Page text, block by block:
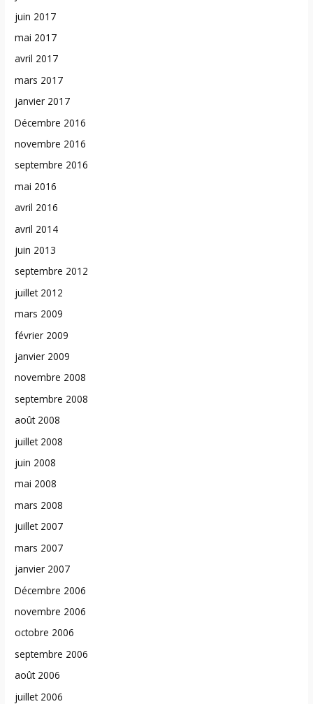
juin 2017
mai 2017
avril 2017
mars 2017
janvier 2017
Décembre 2016
novembre 2016
septembre 2016
mai 2016
avril 2016
avril 2014
juin 2013
septembre 2012
juillet 2012
mars 2009
février 2009
janvier 2009
novembre 2008
septembre 2008
août 2008
juillet 2008
juin 2008
mai 2008
mars 2008
juillet 2007
mars 2007
janvier 2007
Décembre 2006
novembre 2006
octobre 2006
septembre 2006
août 2006
juillet 2006